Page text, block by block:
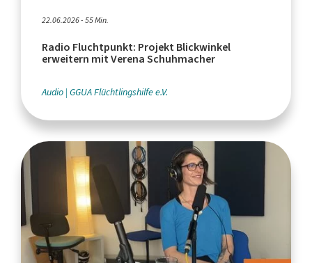
22.06.2026 - 55 Min.
Radio Fluchtpunkt: Projekt Blickwinkel
erweitern mit Verena Schuhmacher
Audio GGUA Flüchtlingshilfe e.V.